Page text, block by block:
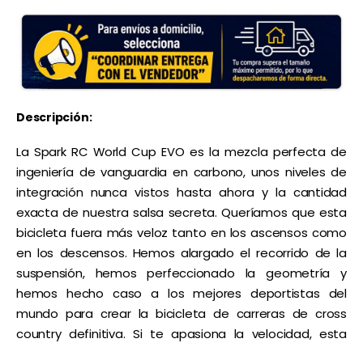
Descripción:
La Spark RC World Cup EVO es la mezcla perfecta de
ingeniería de vanguardia en carbono, unos niveles de
integración nunca vistos hasta ahora y la cantidad
exacta de nuestra salsa secreta. Queríamos que esta
bicicleta fuera más veloz tanto en los ascensos como
en los descensos. Hemos alargado el recorrido de la
suspensión, hemos perfeccionado la geometría y
hemos hecho caso a los mejores deportistas del
mundo para crear la bicicleta de carreras de cross
country definitiva. Si te apasiona la velocidad, esta